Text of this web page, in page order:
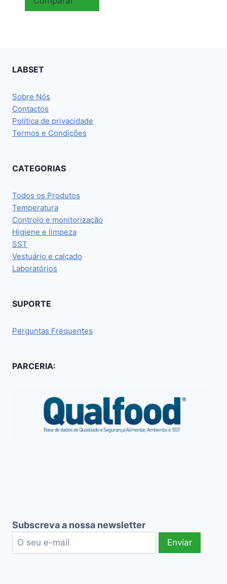
LABSET
Sobre Nós
Contactos
Política de privacidade
Termos e Condições
CATEGORIAS
Todos os Produtos
Temperatura
Controlo e monitorização
Higiene e limpeza
SST
Vestuário e calçado
Laboratórios
SUPORTE
Perguntas Frequentes
PARCERIA:
Subscreva a nossa newsletter